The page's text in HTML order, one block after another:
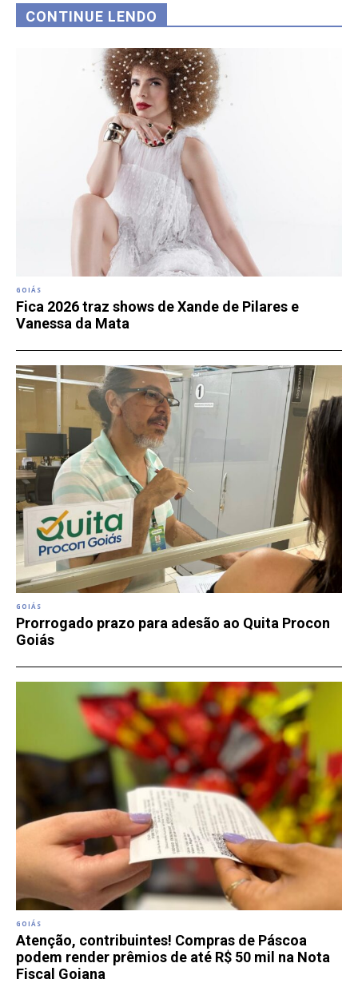
CONTINUE LENDO
GOIÁS
Fica 2026 traz shows de Xande de Pilares e
Vanessa da Mata
GOIÁS
Prorrogado prazo para adesão ao Quita Procon
Goiás
GOIÁS
Atenção, contribuintes! Compras de Páscoa
podem render prêmios de até R$ 50 mil na Nota
Fiscal Goiana